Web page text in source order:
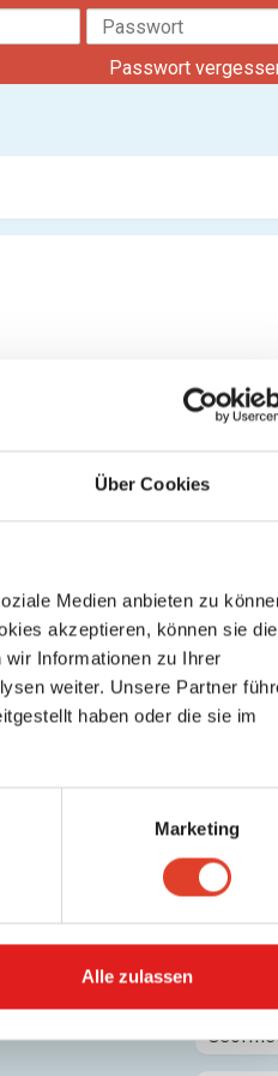
Über Cookies
Medien anbieten zu
akzeptieren, können sie die
Informationen zu Ihrer
weiter. Unsere Partner
haben oder die sie im
Marketing
Alle zulassen
Passwort
0